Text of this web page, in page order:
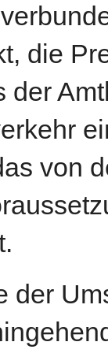
die
der
von
der